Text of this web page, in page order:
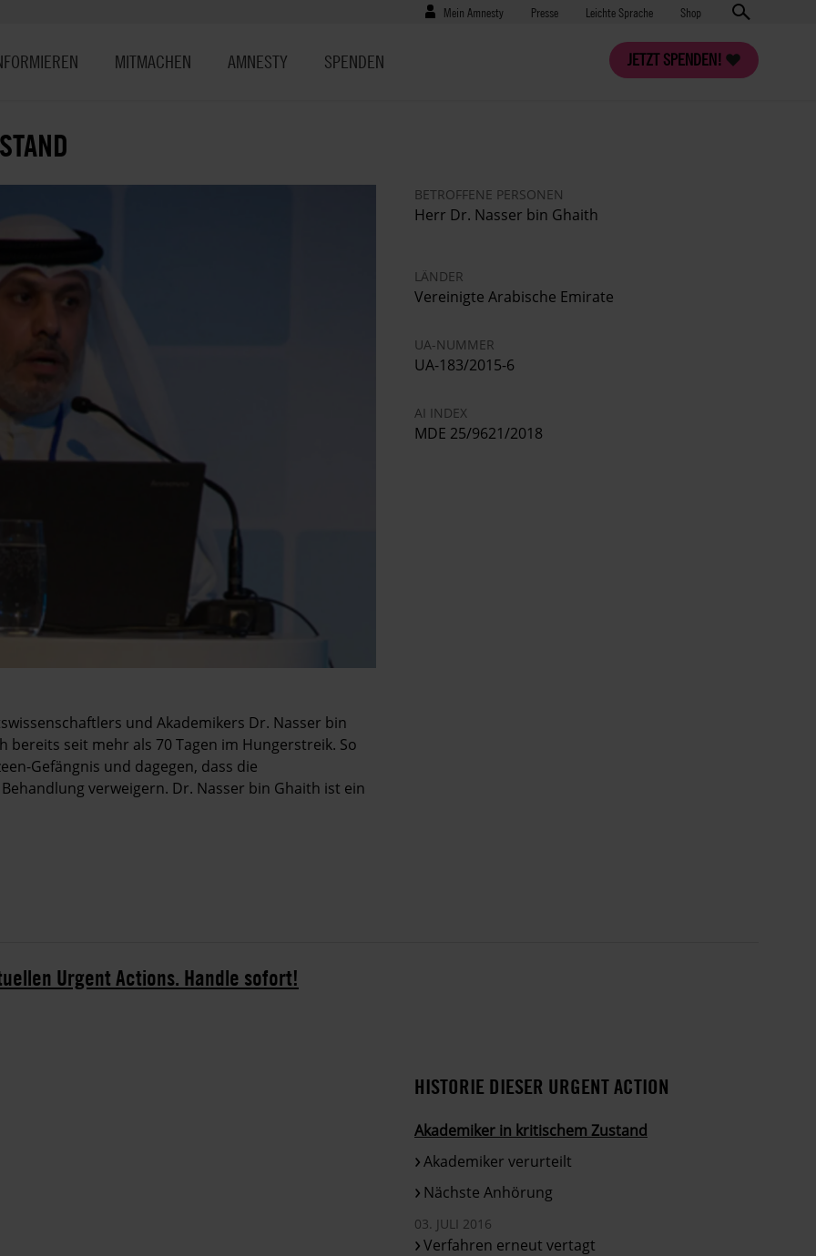
Benutzermenü
Mein Amnesty Presse
Presse Leichte Sprache Shop
JETZT SPENDEN!
MITMACHEN AMNESTY SPENDEN
und Akademikers Dr. Nasser bin
seit mehr als 70 Tagen im Hungerstreik. So
Gefängnis und dagegen, dass die
verweigern. Dr. Nasser bin Ghaith ist ein
BETROFFENE PERSONEN
Herr Dr. Nasser bin Ghaith
LÄNDER
Vereinigte Arabische Emirate
UA-NUMMER
UA-183/2015-6
AI INDEX
MDE 25/9621/2018
Urgent Actions. Handle sofort!
HISTORIE DIESER URGENT ACTION
Akademiker in kritischem Zustand
Akademiker verurteilt
Nächste Anhörung
03. JULI 2016
Verfahren erneut vertagt